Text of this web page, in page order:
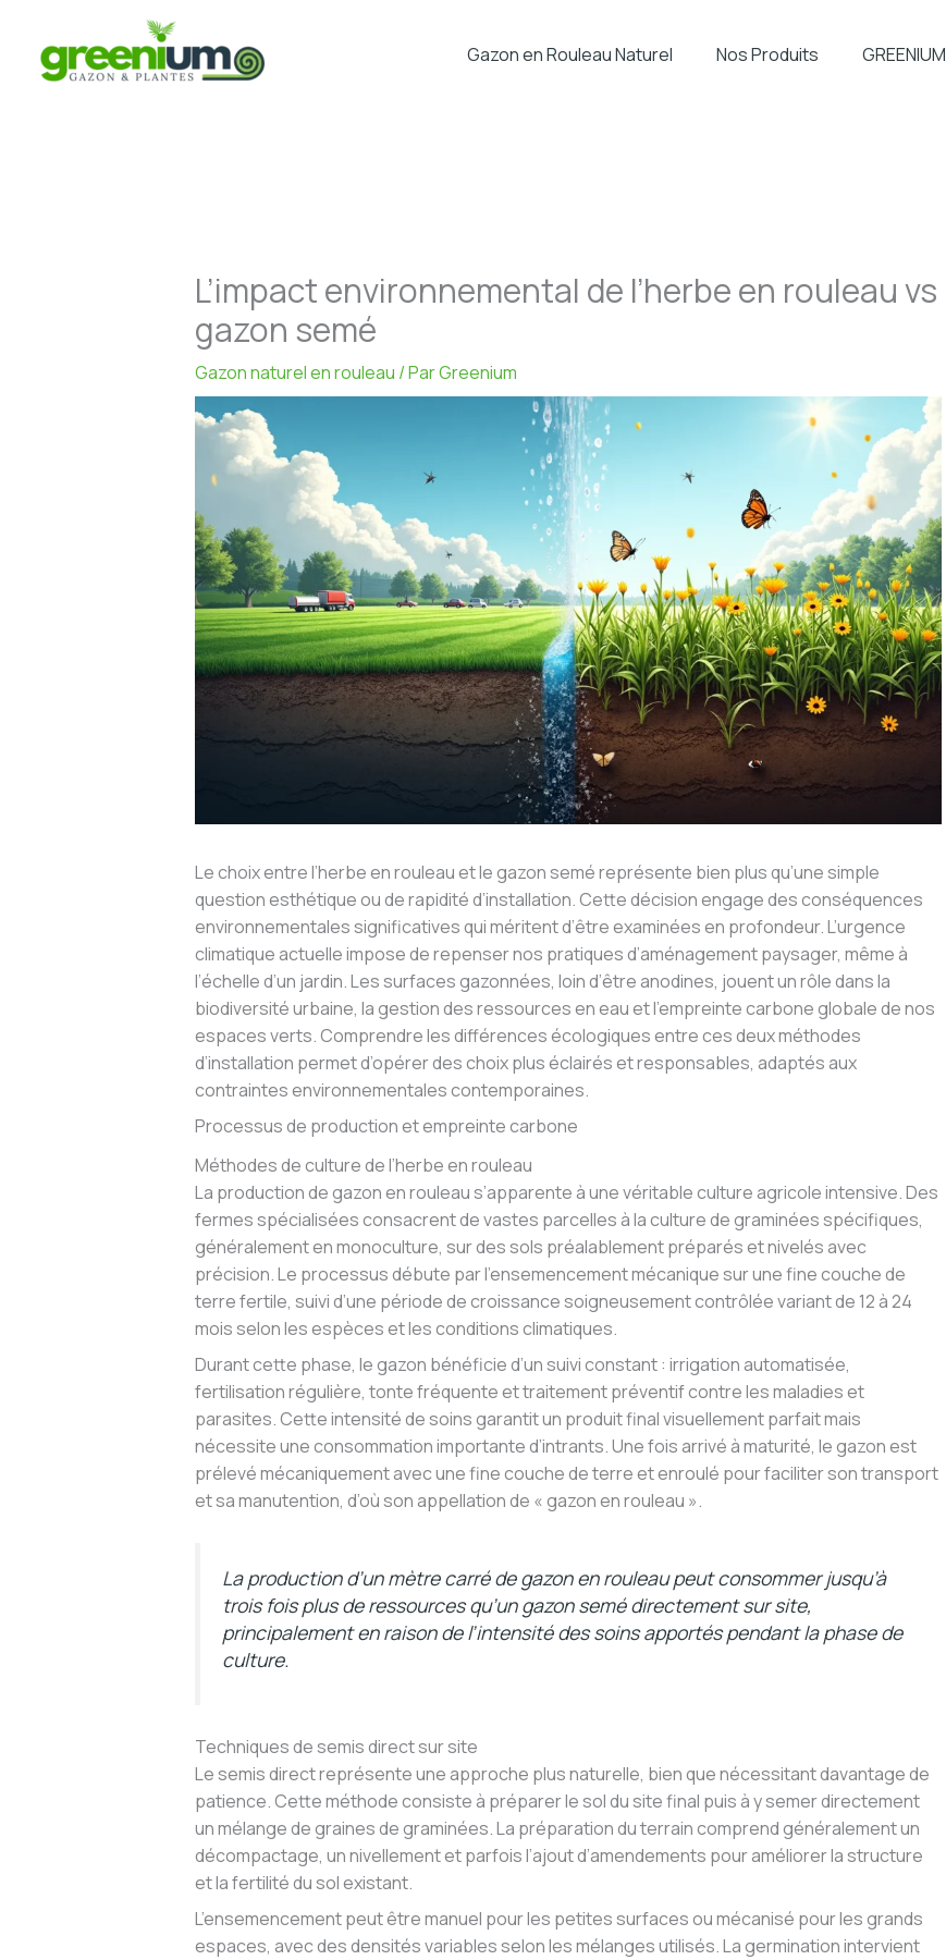
contenu
Gazon en Rouleau Naturel Nos Produits GREENIUM
L’impact environnemental de l’herbe en rouleau vs
gazon semé
Gazon naturel en rouleau / ParGreenium
Le choix entre l’herbe en rouleau et le gazon semé représente bien plus qu’une simple
question esthétique ou de rapidité d’installation. Cette décision engage des conséquences
environnementales significatives qui méritent d’être examinées en profondeur. L’urgence
climatique actuelle impose de repenser nos pratiques d’aménagement paysager, même à
l’échelle d’un jardin. Les surfaces gazonnées, loin d’être anodines, jouent un rôle dans la
biodiversité urbaine, la gestion des ressources en eau et l’empreinte carbone globale de nos
espaces verts. Comprendre les différences écologiques entre ces deux méthodes
d’installation permet d’opérer des choix plus éclairés et responsables, adaptés aux
contraintes environnementales contemporaines.
Processus de production et empreinte carbone
Méthodes de culture de l’herbe en rouleau
La production de gazon en rouleau s’apparente à une véritable culture agricole intensive. Des
fermes spécialisées consacrent de vastes parcelles à la culture de graminées spécifiques,
généralement en monoculture, sur des sols préalablement préparés et nivelés avec
précision. Le processus débute par l’ensemencement mécanique sur une fine couche de
terre fertile, suivi d’une période de croissance soigneusement contrôlée variant de 12 à 24
mois selon les espèces et les conditions climatiques.
Durant cette phase, le gazon bénéficie d’un suivi constant : irrigation automatisée,
fertilisation régulière, tonte fréquente et traitement préventif contre les maladies et
parasites. Cette intensité de soins garantit un produit final visuellement parfait mais
nécessite une consommation importante d’intrants. Une fois arrivé à maturité, le gazon est
prélevé mécaniquement avec une fine couche de terre et enroulé pour faciliter son transport
et sa manutention, d’où son appellation de « gazon en rouleau ».
La production d’un mètre carré de gazon en rouleau peut consommer jusqu’à
trois fois plus de ressources qu’un gazon semé directement sur site,
principalement en raison de l’intensité des soins apportés pendant la phase de
culture.
Techniques de semis direct sur site
Le semis direct représente une approche plus naturelle, bien que nécessitant davantage de
patience. Cette méthode consiste à préparer le sol du site final puis à y semer directement
un mélange de graines de graminées. La préparation du terrain comprend généralement un
décompactage, un nivellement et parfois l’ajout d’amendements pour améliorer la structure
et la fertilité du sol existant.
L’ensemencement peut être manuel pour les petites surfaces ou mécanisé pour les grands
espaces, avec des densités variables selon les mélanges utilisés. La germination intervient